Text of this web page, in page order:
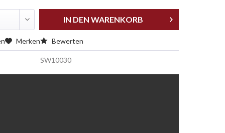
IN DEN WARENKORB
Merken Bewerten
SW10030